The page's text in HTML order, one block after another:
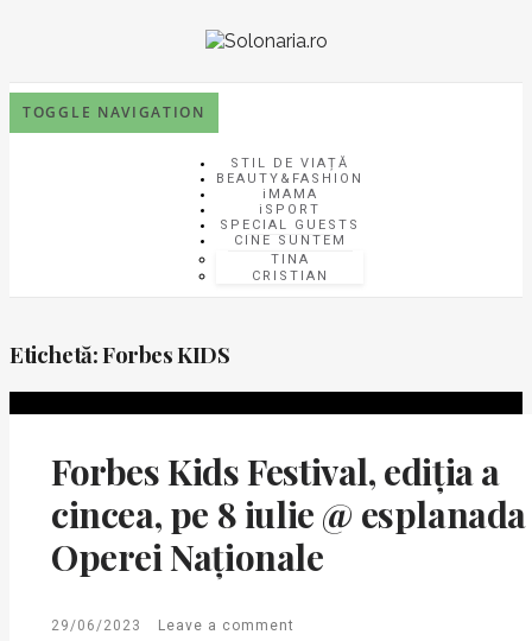
TOGGLE NAVIGATION
STIL DE VIAȚĂ
BEAUTY&FASHION
iMAMA
iSPORT
SPECIAL GUESTS
CINE SUNTEM
TINA
CRISTIAN
Etichetă:Forbes KIDS
Forbes Kids Festival, ediția a
cincea, pe 8 iulie @ esplanada
Operei Naționale
29/06/2023 Leave a comment